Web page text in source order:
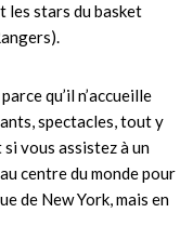
les stars du basket
qu’il n’accueille
spectacles, tout y
si vous assistez à un
centre du monde pour
de New York, mais en